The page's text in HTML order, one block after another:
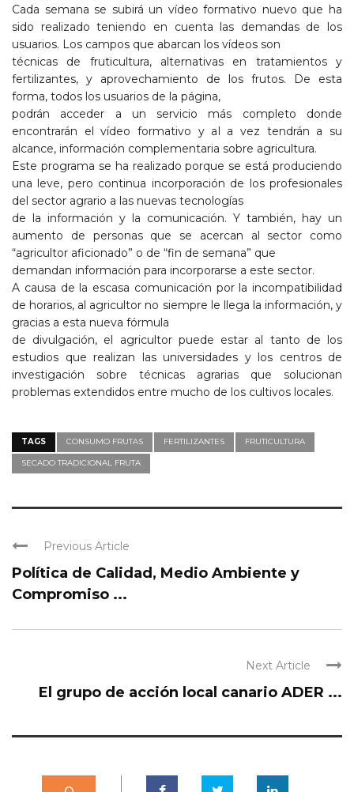
Cada semana se subirá un vídeo formativo nuevo que ha
sido realizado teniendo en cuenta las demandas de los
usuarios. Los campos que abarcan los vídeos son
técnicas de fruticultura, alternativas en tratamientos y
fertilizantes, y aprovechamiento de los frutos. De esta
forma, todos los usuarios de la página,
podrán acceder a un servicio más completo donde
encontrarán el vídeo formativo y al a vez tendrán a su
alcance, información complementaria sobre agricultura.
Este programa se ha realizado porque se está produciendo
una leve, pero continua incorporación de los profesionales
del sector agrario a las nuevas tecnologías
de la información y la comunicación. Y también, hay un
aumento de personas que se acercan al sector como
“agricultor aficionado” o de “fin de semana” que
demandan información para incorporarse a este sector.
A causa de la escasa comunicación por la incompatibilidad
de horarios, al agricultor no siempre le llega la información, y
gracias a esta nueva fórmula
de divulgación, el agricultor puede estar al tanto de los
estudios que realizan las universidades y los centros de
investigación sobre técnicas agrarias que solucionan
problemas extendidos entre mucho de los cultivos locales.
TAGS CONSUMO FRUTAS FERTILIZANTES FRUTICULTURA
SECADO TRADICIONAL FRUTA
Previous Article
Política de Calidad, Medio Ambiente y
Compromiso ...
Next Article
El grupo de acción local canario ADER ...